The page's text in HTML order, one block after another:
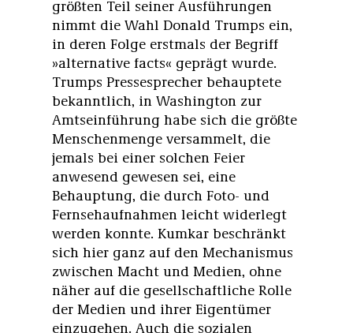
größten Teil seiner Ausführungen
nimmt die Wahl Donald Trumps ein,
in deren Folge erstmals der Begriff
»alternative facts« geprägt wurde.
Trumps Pressesprecher behauptete
bekanntlich, in Washington zur
Amtseinführung habe sich die größte
Menschenmenge versammelt, die
jemals bei einer solchen Feier
anwesend gewesen sei, eine
Behauptung, die durch Foto- und
Fernsehaufnahmen leicht widerlegt
werden konnte. Kumkar beschränkt
sich hier ganz auf den Mechanismus
zwischen Macht und Medien, ohne
näher auf die gesellschaftliche Rolle
der Medien und ihrer Eigentümer
einzugehen. Auch die sozialen